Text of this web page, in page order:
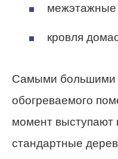
межэтажные
кровля
Самыми большими
обогреваемого
момент выступают
стандартные